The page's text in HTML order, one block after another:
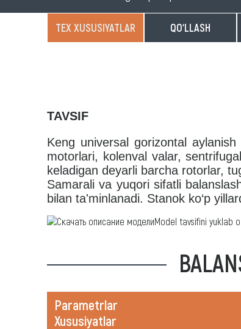
rotors
TEX XUSUSIYATLAR QO‘LLASH
TAVSIF
Keng universal gorizontal
motorlari, kolenval valar,
keladigan deyarli barcha rotorlar,
Samarali va yuqori sifatli
bilan ta'minlanadi. Stanok ko‘p
Model tavsifini yuklab
Parametrlar
Xususiyatlar